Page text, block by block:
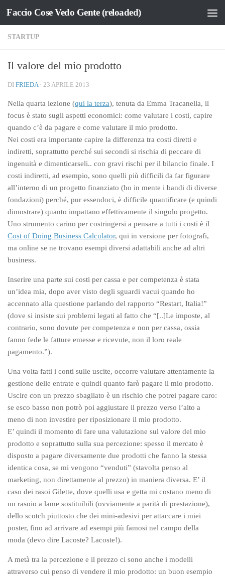
Salta al contenuto
Faccio Cose Vedo Gente (reloaded)
STARTUP
Il valore del mio prodotto
DI FRIEDA · 23 APRILE 2013
Nella quarta lezione (qui la terza), tenuta da Emma Tracanella, il
focus è stato sugli aspetti economici: come valutare i costi, capire
quando c’è da pagare e come valutare il mio prodotto.
Nei costi era importante capire la differenza tra costi diretti e
indiretti, soprattutto perché sui secondi si rischia di peccare di
ingenuità e dimenticarseli.. con gravi rischi per il bilancio finale. I
costi indiretti, ad esempio, sono quelli più difficili da far figurare
all’interno di un progetto finanziato (ho in mente i bandi di diverse
fondazioni) perché, pur essendoci, è difficile quantificare (e quindi
dimostrare) quanto impattano effettivamente il singolo progetto.
Uno strumento carino per costringersi a pensare a tutti i costi è il
Cost of Doing Business Calculator, qui in versione per fotografi,
ma online se ne trovano esempi diversi adattabili anche ad altri
business.
Inserire una parte sui costi per cassa e per competenza è stata
un’idea mia, dopo aver visto degli sguardi vacui quando ho
accennato alla questione parlando del rapporto “Restart, Italia!”
(dove si insiste sui problemi legati al fatto che “[..]Le imposte, al
contrario, sono dovute per competenza e non per cassa, ossia
fanno fede le fatture emesse e ricevute, non il loro reale
pagamento.”).
Una volta fatti i conti sulle uscite, occorre valutare attentamente la
gestione delle entrate e quindi quanto farò pagare il mio prodotto.
Uscire con un prezzo sbagliato è un rischio che potrei pagare caro:
se esco basso non potrò poi aggiustare il prezzo verso l’alto a
meno di non investire per riposizionare il mio prodotto.
E’ quindi il momento di fare una valutazione sul valore del mio
prodotto e soprattutto sulla sua percezione: spesso il mercato è
disposto a pagare diversamente due prodotti che fanno la stessa
identica cosa, se mi vengono “venduti” (stavolta penso al
marketing, non direttamente al prezzo) in maniera diversa. E’ il
caso dei rasoi Gilette, dove quelli usa e getta mi costano meno di
un rasoio a lame sostituibili (ovviamente a parità di prestazione),
dello scotch piuttosto che dei mini-adesivi per attaccare i miei
poster, fino ad arrivare ad esempi più famosi nel campo della
moda (devo dire Lacoste? Lacoste!).
A metà tra la percezione e il prezzo ci sono anche i modelli
attraverso cui penso di vendere il mio prodotto: un buon esempio